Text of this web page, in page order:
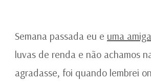
Semana passada eu e uma amiga
luvas de renda e não achamos
agradasse, foi quando lembrei